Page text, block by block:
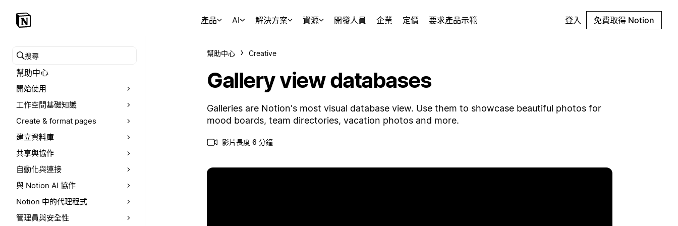
產品 AI 解決方案 資源 開發人員 企業 定價 要求產品示範 登入 免費取得 Notion
搜尋幫助中心
幫助中心
開始使用
工作空間基礎知識
Create & format pages
建立資料庫
共享與協作
自動化與連接
與 Notion AI 協作
Notion 中的代理程式
管理員與安全性
幫助中心 Creative
Gallery view databases
Galleries are Notion's most visual database view. Use them to showcase beautiful photos for
mood boards, team directories, vacation photos and more.
影片長度 6 分鐘